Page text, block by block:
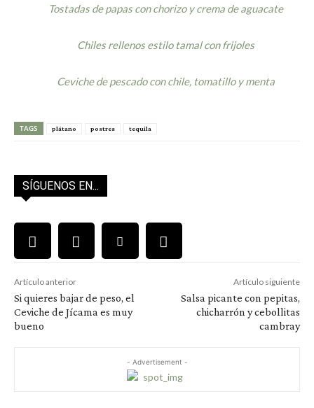
Tostadas de papas con chorizo y crema de aguacate
Chiles rellenos estilo tamal con frijoles
Ceviche de pescado con chile, tomatillo y menta
TAGS plátano postres tequila
SÍGUENOS EN...
Artículo anterior
Si quieres bajar de peso, el
Ceviche de Jícama es muy
bueno
Artículo siguiente
Salsa picante con pepitas,
chicharrón y cebollitas
cambray
- Advertisement -